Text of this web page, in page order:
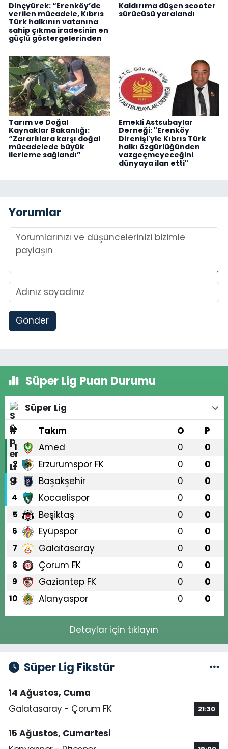
Dinçyürek: “Erenköy’de
verilen mücadele, Kıbrıs
Türk halkının vatanına
sahip çıkma iradesinin en
güçlü göstergelerinden
Kaldırıma düşen scooter
sürücüsü yaralandı
Tarım ve Doğal
Kaynaklar Bakanlığı:
“Zararlılara karşı doğal
mücadelede büyük
ilerleme sağlandı”
Emekli Astsubaylar
Derneği: "Erenköy
Direnişi'yle Kıbrıs Türk
halkı özgürlüğünden
vazgeçmeyeceğini
dünyaya ilan etti"
Yorumlar
Gönder
Süper Lig Puan Durumu
Süper Lig
#
Takım O P
1 Amed 0 0
2 Erzurumspor FK 0 0
3 Başakşehir 0 0
4 Kocaelispor 0 0
5 Beşiktaş 0 0
6 Eyüpspor 0 0
7 Galatasaray 0 0
8 Çorum FK 0 0
9 Gaziantep FK 0 0
10 Alanyaspor 0 0
Detaylar için tıklayın
Süper Lig Fikstür
14 Ağustos, Cuma
Galatasaray - Çorum FK
21:30
15 Ağustos, Cumartesi